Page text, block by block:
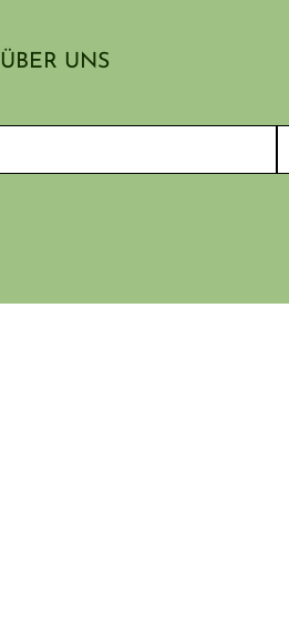
ÜBER UNS